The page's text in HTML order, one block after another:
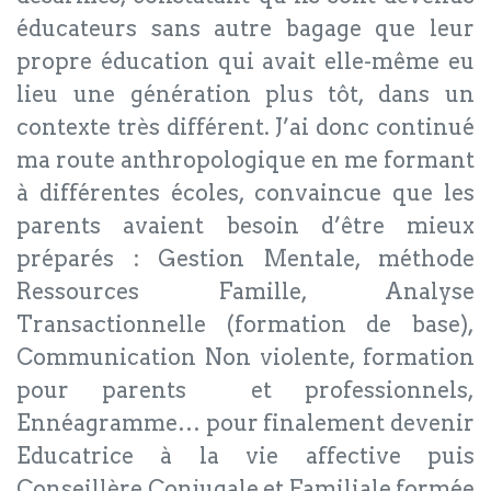
éducateurs sans autre bagage que leur
propre éducation qui avait elle-même eu
lieu une génération plus tôt, dans un
contexte très différent. J’ai donc continué
ma route anthropologique en me formant
à différentes écoles, convaincue que les
parents avaient besoin d’être mieux
préparés : Gestion Mentale, méthode
Ressources Famille, Analyse
Transactionnelle (formation de base),
Communication Non violente, formation
pour parents et professionnels,
Ennéagramme… pour finalement devenir
Educatrice à la vie affective puis